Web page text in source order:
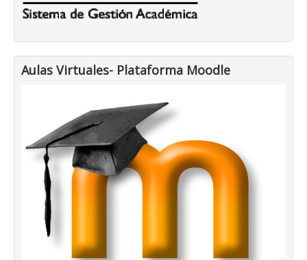
Aulas Virtuales- Plataforma Moodle